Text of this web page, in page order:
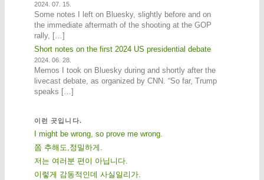
2024. 07. 15.
Some notes I left on Bluesky, slightly before and on
the immediate aftermath of the shooting at the GOP
rally, […]
Short notes on the first 2024 US presidential debate
2024. 06. 28.
Memos I took on Bluesky during and shortly after the
livecast debate, as organized by CNN. “So far, Trump
speaks […]
이런 곳입니다.
I might be wrong, so prove me wrong.
쫌 추해도,정밀하게.
저는 여러분 편이 아닙니다.
이렇게 감동적인데 사실일리가.